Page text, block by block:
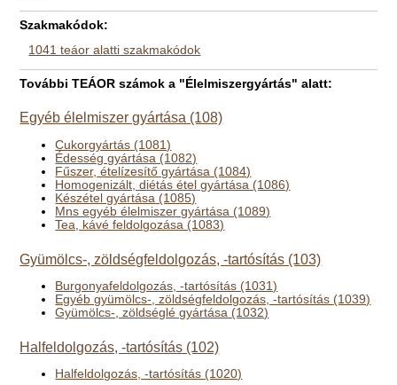
Szakmakódok:
1041 teáor alatti szakmakódok
További TEÁOR számok a "Élelmiszergyártás" alatt:
Egyéb élelmiszer gyártása (108)
Cukorgyártás (1081)
Édesség gyártása (1082)
Fűszer, ételízesítő gyártása (1084)
Homogenizált, diétás étel gyártása (1086)
Készétel gyártása (1085)
Mns egyéb élelmiszer gyártása (1089)
Tea, kávé feldolgozása (1083)
Gyümölcs-, zöldségfeldolgozás, -tartósítás (103)
Burgonyafeldolgozás, -tartósítás (1031)
Egyéb gyümölcs-, zöldségfeldolgozás, -tartósítás (1039)
Gyümölcs-, zöldséglé gyártása (1032)
Halfeldolgozás, -tartósítás (102)
Halfeldolgozás, -tartósítás (1020)